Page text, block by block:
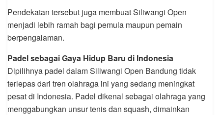
Pendekatan tersebut juga membuat Siliwangi Open
menjadi lebih ramah bagi pemula maupun pemain
berpengalaman.
Padel sebagai Gaya Hidup Baru di Indonesia
Dipilihnya padel dalam Siliwangi Open Bandung tidak
terlepas dari tren olahraga ini yang sedang meningkat
pesat di Indonesia. Padel dikenal sebagai olahraga yang
menggabungkan unsur tenis dan squash, dimainkan